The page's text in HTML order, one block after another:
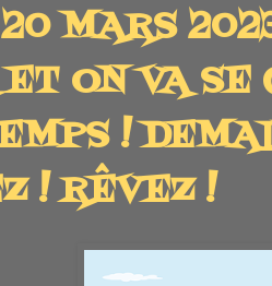
MARS
ON VA SE
!
! RÊVEZ !